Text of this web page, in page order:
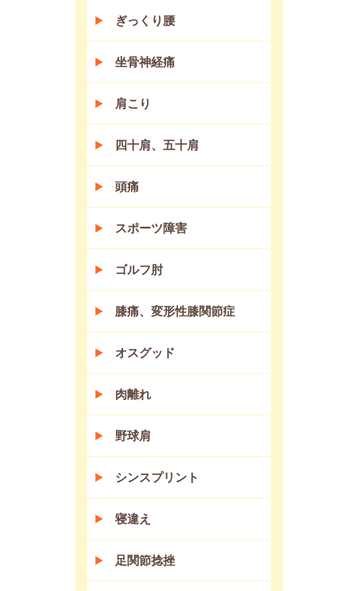
ぎっくり腰
坐骨神経痛
肩こり
四十肩、五十肩
頭痛
スポーツ障害
ゴルフ肘
膝痛、変形性膝関節症
オスグッド
肉離れ
野球肩
シンスプリント
寝違え
足関節捻挫